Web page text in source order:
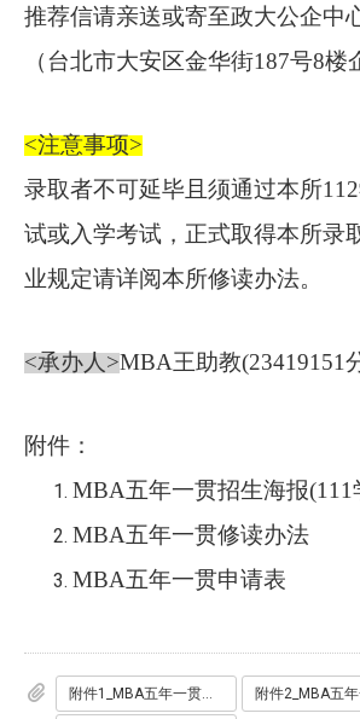
推荐信请亲送或寄至政大公企中
（台北市大安区金华街187号8楼
<注意事项>
录取者不可延毕且须通过本所
试或入学考试，正式取得本所录
业规定请详阅本所修读办法。
<承办人>MBA王助教(23419151
附件：
MBA五年一贯招生海报(111
MBA五年一贯修读办法
MBA五年一贯申请表
附件1_MBA五年一贯招生海报_111学年度_.pdf